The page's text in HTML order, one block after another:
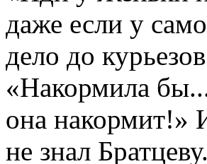
даже если у
дело до
«Накормила
она накормит!»
не знал